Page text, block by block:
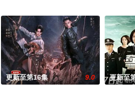
更新至第16集 9.0 更新至